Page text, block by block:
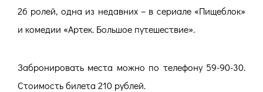
26 ролей, одна из недавних – в сериале «Пищеблок»
и комедии «Артек. Большое путешествие».
Забронировать места можно по телефону 59-90-30.
Стоимость билета 210 рублей.